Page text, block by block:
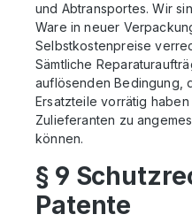
und Abtransportes. Wir
Ware in neuer
Selbstkostenpreise
Sämtliche
auflösenden Bedingung,
Ersatzteile vorrätig
Zulieferanten zu
können.
§ 9
Patente